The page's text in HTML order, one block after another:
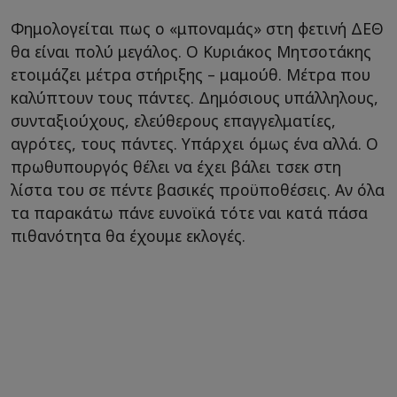
Φημολογείται πως ο «μποναμάς» στη φετινή ΔΕΘ
θα είναι πολύ μεγάλος. Ο Κυριάκος Μητσοτάκης
ετοιμάζει μέτρα στήριξης – μαμούθ. Μέτρα που
καλύπτουν τους πάντες. Δημόσιους υπάλληλους,
συνταξιούχους, ελεύθερους επαγγελματίες,
αγρότες, τους πάντες. Υπάρχει όμως ένα αλλά. Ο
πρωθυπουργός θέλει να έχει βάλει τσεκ στη
λίστα του σε πέντε βασικές προϋποθέσεις. Αν όλα
τα παρακάτω πάνε ευνοϊκά τότε ναι κατά πάσα
πιθανότητα θα έχουμε εκλογές.